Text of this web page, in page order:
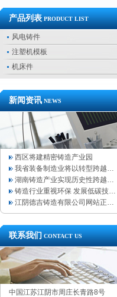
产品列表 PRODUCT LIST
风电铸件
注塑机模板
机床件
新闻资讯 NEWS
西区将建精密铸造产业园
我省装备制造业将以转型跨越…
湖南铸造产业实现历史性跨越…
铸造行业重视环保 发展低碳技…
江阴德吉铸造有限公司网站正…
联系我们 CONTACT US
中国江苏江阴市周庄长青路8号